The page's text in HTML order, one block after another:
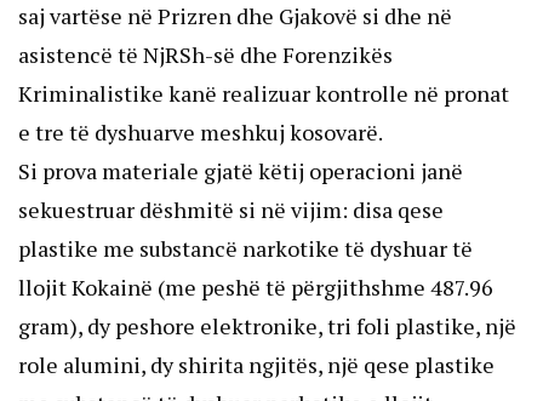
saj vartëse në Prizren dhe Gjakovë si dhe në
asistencë të NjRSh-së dhe Forenzikës
Kriminalistike kanë realizuar kontrolle në pronat
e tre të dyshuarve meshkuj kosovarë.
Si prova materiale gjatë këtij operacioni janë
sekuestruar dëshmitë si në vijim: disa qese
plastike me substancë narkotike të dyshuar të
llojit Kokainë (me peshë të përgjithshme 487.96
gram), dy peshore elektronike, tri foli plastike, një
role alumini, dy shirita ngjitës, një qese plastike